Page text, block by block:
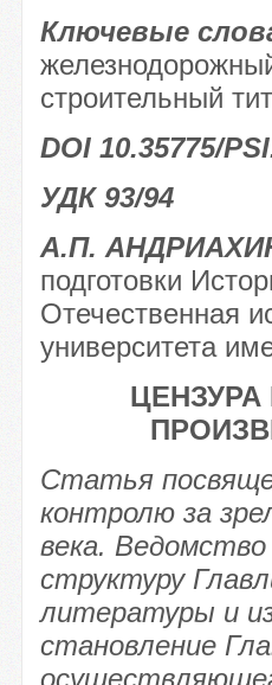
Ключевые
строительный
DOI 10.35775/
УДК 93/94
А.П.
подготовки
Отечественная
университета
Статья
контролю за
века.
структуру
литературы и
становление